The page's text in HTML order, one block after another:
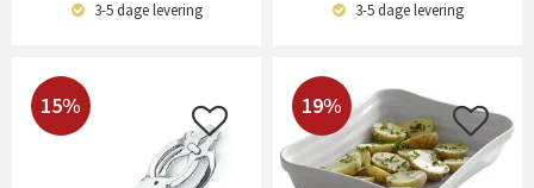
3-5 dagelevering 3-5 dagelevering
15% 19%